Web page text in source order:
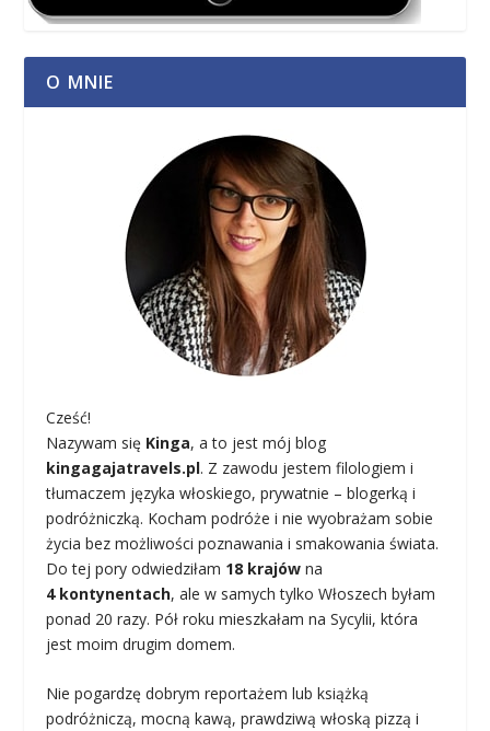
O MNIE
Cześć!
Nazywam się Kinga, a to jest mój blog
kingagajatravels.pl. Z zawodu jestem filologiem i
tłumaczem języka włoskiego, prywatnie – blogerką i
podróżniczką. Kocham podróże i nie wyobrażam sobie
życia bez możliwości poznawania i smakowania świata.
Do tej pory odwiedziłam 18 krajów na
4 kontynentach, ale w samych tylko Włoszech byłam
ponad 20 razy. Pół roku mieszkałam na Sycylii, która
jest moim drugim domem.
Nie pogardzę dobrym reportażem lub książką
podróżniczą, mocną kawą, prawdziwą włoską pizzą i